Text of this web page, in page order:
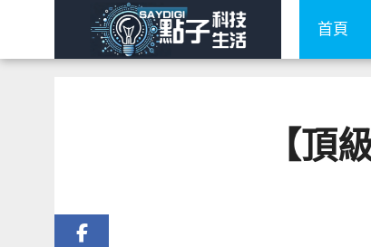
首頁
【頂